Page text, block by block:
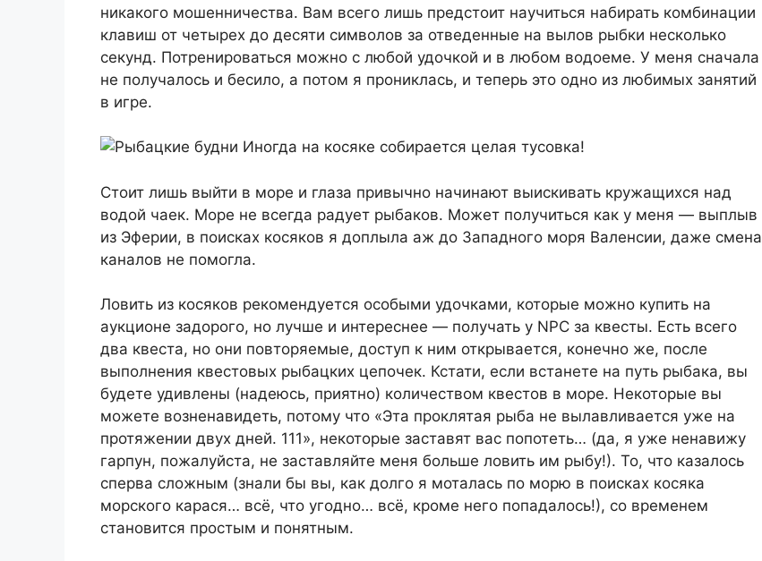
никакого мошенничества. Вам всего лишь предстоит научиться набирать комбинации
клавиш от четырех до десяти символов за отведенные на вылов рыбки несколько
секунд. Потренироваться можно с любой удочкой и в любом водоеме. У меня сначала
не получалось и бесило, а потом я прониклась, и теперь это одно из любимых занятий
в игре.
Иногда на косяке собирается целая тусовка!
Стоит лишь выйти в море и глаза привычно начинают выискивать кружащихся над
водой чаек. Море не всегда радует рыбаков. Может получиться как у меня — выплыв
из Эферии, в поисках косяков я доплыла аж до Западного моря Валенсии, даже смена
каналов не помогла.
Ловить из косяков рекомендуется особыми удочками, которые можно купить на
аукционе задорого, но лучше и интереснее — получать у NPC за квесты. Есть всего
два квеста, но они повторяемые, доступ к ним открывается, конечно же, после
выполнения квестовых рыбацких цепочек. Кстати, если встанете на путь рыбака, вы
будете удивлены (надеюсь, приятно) количеством квестов в море. Некоторые вы
можете возненавидеть, потому что «Эта проклятая рыба не вылавливается уже на
протяжении двух дней. 111», некоторые заставят вас попотеть… (да, я уже ненавижу
гарпун, пожалуйста, не заставляйте меня больше ловить им рыбу!). То, что казалось
сперва сложным (знали бы вы, как долго я моталась по морю в поисках косяка
морского карася… всё, что угодно… всё, кроме него попадалось!), со временем
становится простым и понятным.